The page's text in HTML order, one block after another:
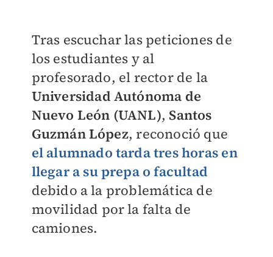
Tras escuchar las peticiones de
los estudiantes y al
profesorado, el rector de la
Universidad Autónoma de
Nuevo León (UANL), Santos
Guzmán López, reconoció que
el alumnado tarda tres horas en
llegar a su prepa o facultad
debido a la problemática de
movilidad por la falta de
camiones.